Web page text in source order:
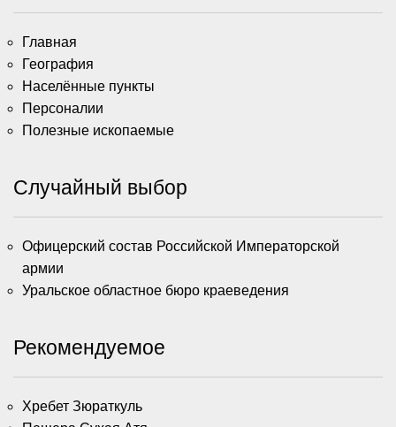
Главная
География
Населённые пункты
Персоналии
Полезные ископаемые
Случайный выбор
Офицерский состав Российской Императорской
армии
Уральское областное бюро краеведения
Рекомендуемое
Хребет Зюраткуль